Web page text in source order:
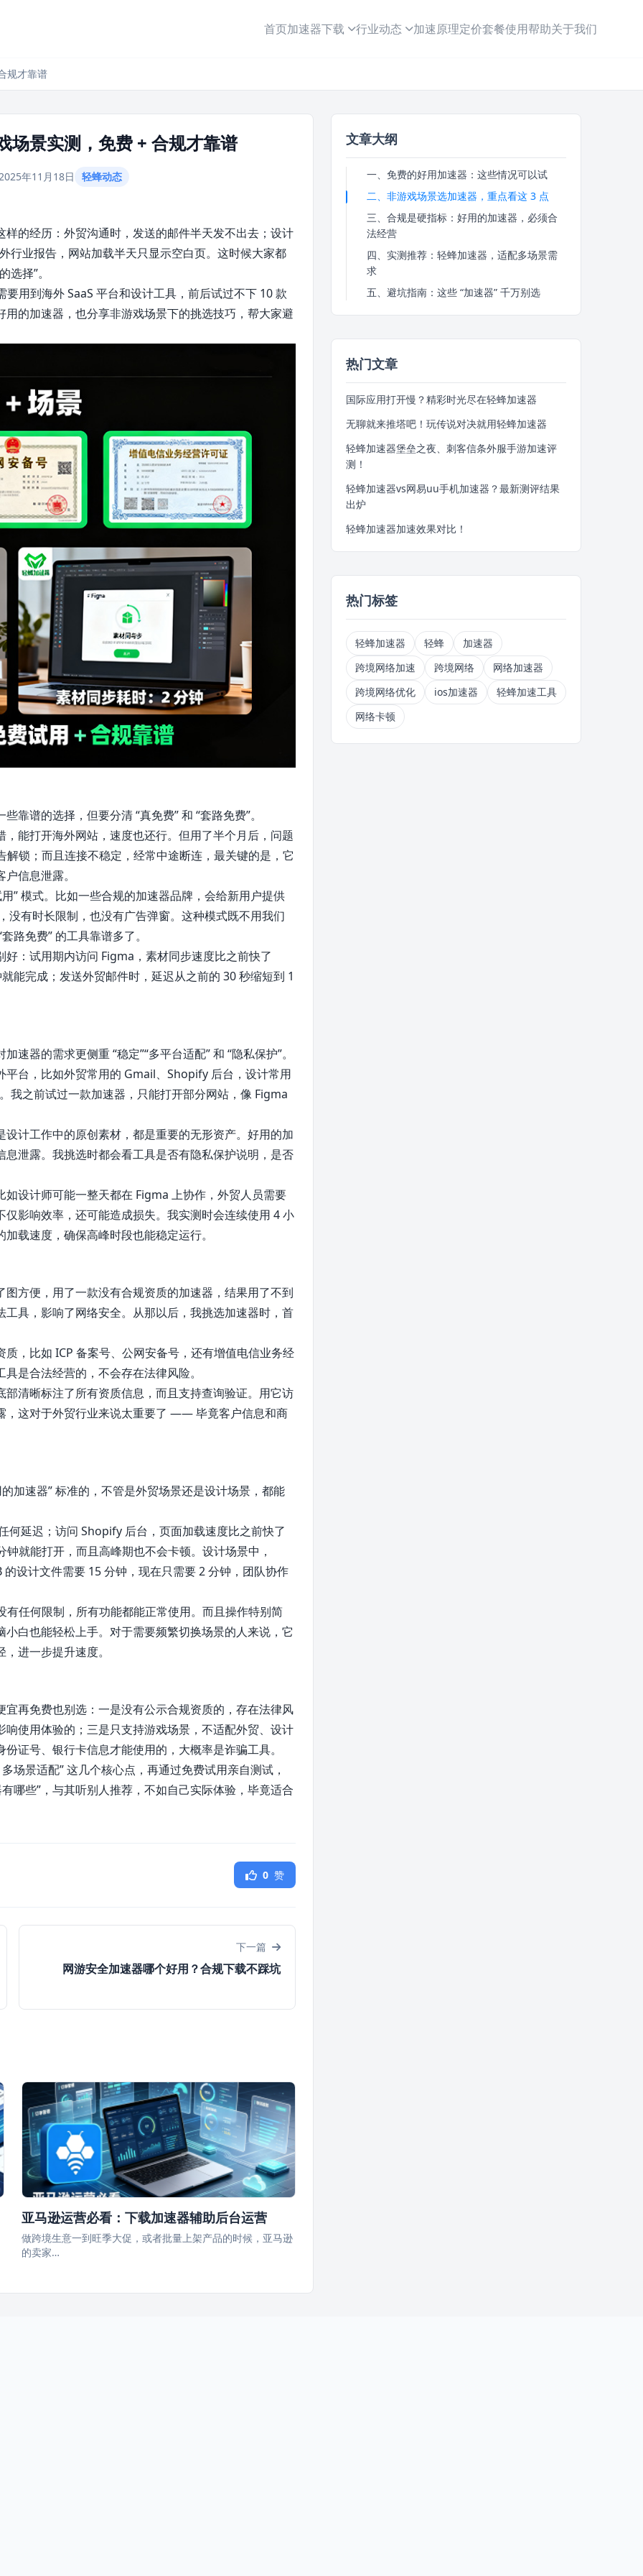
首页加速器下载 行业动态 加速原理定价套餐使用帮助关于我们
规才靠谱
场景实测，免费 + 合规才靠谱
年11月18日 轻蜂动态
的经历：外贸沟通时，发送的邮件半天发不出去；设计
行业报告，网站加载半天只显示空白页。这时候大家都
择”。
用到海外 SaaS 平台和设计工具，前后试过不下 10 款
的加速器，也分享非游戏场景下的挑选技巧，帮大家避
靠谱的选择，但要分清 “真免费” 和 “套路免费”。
能打开海外网站，速度也还行。但用了半个月后，问题
锁；而且连接不稳定，经常中途断连，最关键的是，它
信息泄露。
” 模式。比如一些合规的加速器品牌，会给新用户提供
有时长限制，也没有广告弹窗。这种模式既不用我们
路免费” 的工具靠谱多了。
：试用期内访问 Figma，素材同步速度比之前快了
能完成；发送外贸邮件时，延迟从之前的 30 秒缩短到 1
器的需求更侧重 “稳定”“多平台适配” 和 “隐私保护”。
台，比如外贸常用的 Gmail、Shopify 后台，设计常用
之前试过一款加速器，只能打开部分网站，像 Figma
计工作中的原创素材，都是重要的无形资产。好用的加
泄露。我挑选时都会看工具是否有隐私保护说明，是否
设计师可能一整天都在 Figma 上协作，外贸人员需要
影响效率，还可能造成损失。我实测时会连续使用 4 小
载速度，确保高峰时段也能稳定运行。
方便，用了一款没有合规资质的加速器，结果用了不到
具，影响了网络安全。从那以后，我挑选加速器时，首
，比如 ICP 备案号、公网安备号，还有增值电信业务经
是合法经营的，不会存在法律风险。
清晰标注了所有资质信息，而且支持查询验证。用它访
，这对于外贸行业来说太重要了 —— 毕竟客户信息和商
加速器” 标准的，不管是外贸场景还是设计场景，都能
延迟；访问 Shopify 后台，页面加载速度比之前快了
就能打开，而且高峰期也不会卡顿。设计场景中，
设计文件需要 15 分钟，现在只需要 2 分钟，团队协作
任何限制，所有功能都能正常使用。而且操作特别简
白也能轻松上手。对于需要频繁切换场景的人来说，它
进一步提升速度。
再免费也别选：一是没有公示合规资质的，存在法律风
使用体验的；三是只支持游戏场景，不适配外贸、设计
证号、银行卡信息才能使用的，大概率是诈骗工具。
场景适配” 这几个核心点，再通过免费试用亲自测试，
哪些”，与其听别人推荐，不如自己实际体验，毕竟适合
0 赞
下一篇
网游安全加速器哪个好用？合规下载不踩坑
亚马逊运营必看：下载加速器辅助后台运营
做跨境生意一到旺季大促，或者批量上架产品的时候，亚马逊
的卖家…
文章大纲
一、免费的好用加速器：这些情况可以试
二、非游戏场景选加速器，重点看这 3 点
三、合规是硬指标：好用的加速器，必须合
法经营
四、实测推荐：轻蜂加速器，适配多场景需
求
五、避坑指南：这些 “加速器” 千万别选
热门文章
国际应用打开慢？精彩时光尽在轻蜂加速器
无聊就来推塔吧！玩传说对决就用轻蜂加速器
轻蜂加速器堡垒之夜、刺客信条外服手游加速评
测！
轻蜂加速器vs网易uu手机加速器？最新测评结果
出炉
轻蜂加速器加速效果对比！
热门标签
轻蜂加速器 轻蜂
加速器
跨境网络加速
跨境网络
网络加速器
跨境网络优化
ios加速器
轻蜂加速工具
网络卡顿